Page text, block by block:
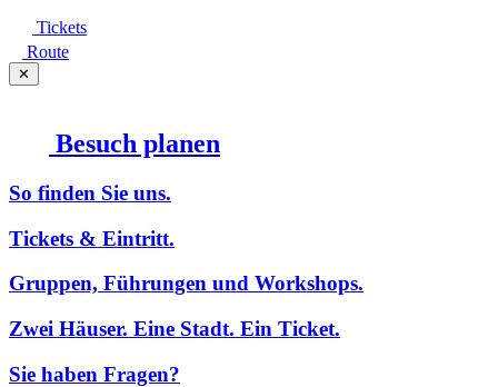
Tickets
Route
✕
Besuch planen
So finden Sie uns.
Tickets & Eintritt.
Gruppen, Führungen und Workshops.
Zwei Häuser. Eine Stadt. Ein Ticket.
Sie haben Fragen?